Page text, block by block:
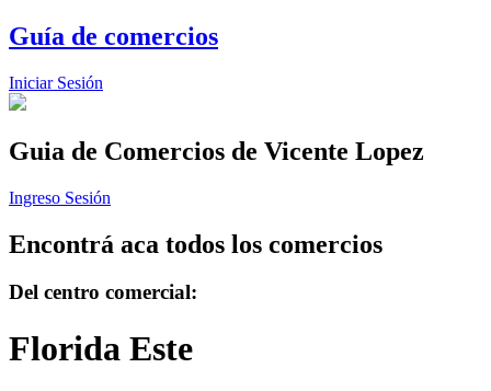
Guía de comercios
Iniciar Sesión
Guia de Comercios de Vicente Lopez
Ingreso Sesión
Encontrá aca todos los comercios
Del centro comercial:
Florida Este